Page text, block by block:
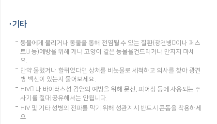
기타
동물에게 물리거나 동물을 통해 전염될 수 있는 질환(광견병이나 페스
트 등)예방을 위해 개나 고양이 같은 동물을건드리거나 만지지 마세
요.
만약 물렸거나 할퀴었다면 상처를 비눗물로 세척하고 의사를 찾아 광견
병 백신이 있는지 물어보세요.
HIV 나 바이러스성 감염의 예방을 위해 문신, 피어싱 등에 사용되는 주
사기를 절대 공유해서는 안됩니다.
HIV 및 기타 성병의 전파를 막기 위해 성관계시 반드시 콘돔을 착용하세
요.